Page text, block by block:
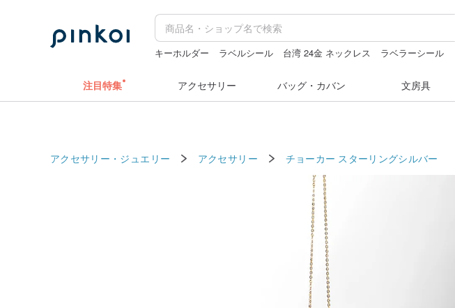
キーホルダー ラベルシール 台湾 24金 ネックレス ラベラーシール
注目特集 アクセサリー バッグ・カバン 文房具
アクセサリー・ジュエリー アクセサリー チョーカー スターリングシルバー